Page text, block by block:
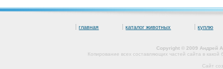
главная каталог животных куплю
Copyright © 2009 Андрей
Копирование всех составляющих частей сайта в
Сайт